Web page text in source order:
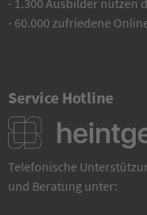
- 1.300 Ausbilder nutzen
- 60.000 zufriedene
Service Hotline
Telefonische
und Beratung unter: